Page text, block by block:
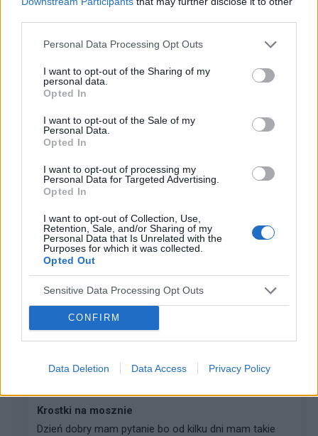
Personal Data Processing Opt Outs
I want to opt-out of the Sharing of my
personal data.
Opted In
I want to opt-out of the Sale of my
Personal Data.
Opted In
I want to opt-out of processing my
Personal Data for Targeted Advertising.
Opted In
I want to opt-out of Collection, Use,
Retention, Sale, and/or Sharing of my
Personal Data that Is Unrelated with the
Purposes for which it was collected.
Opted Out
Sensitive Data Processing Opt Outs
CONFIRM
Data Deletion Data Access Privacy Policy
gość
Od roku mam takie coś na skórze penisa co to może
być?
gość
Zaczerwieniony penis
Proszę o poradę co to może być? Po erekcji jeszcze
bardziej czerwony i cały w plamach
gość
Inne problemy dermatologiczne
Krostki na mosznie
Dzień dobry mam pytanie bo od kilku dni mam takie